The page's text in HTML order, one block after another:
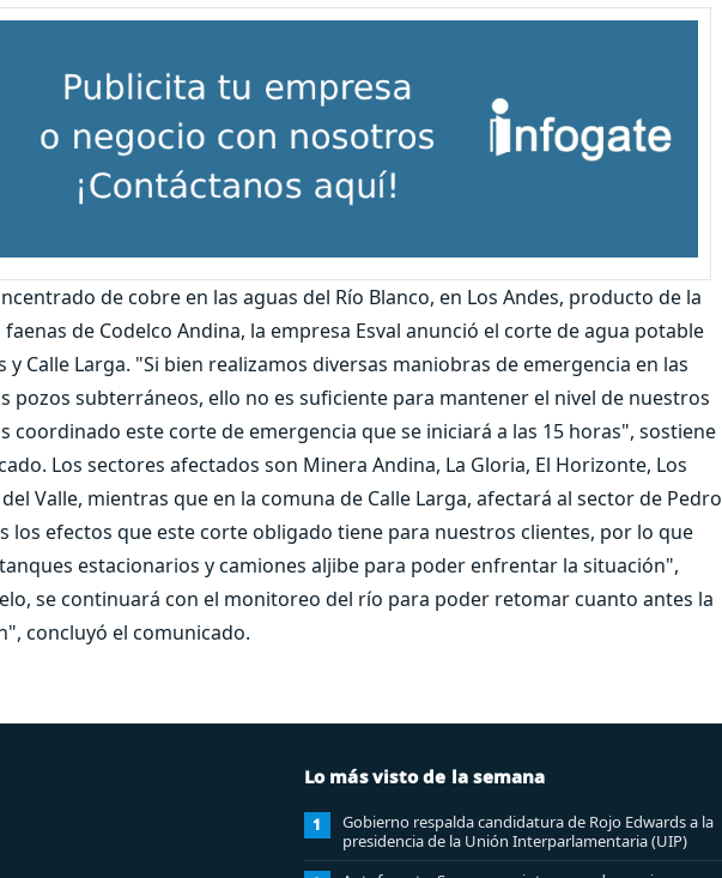
de cobre en las aguas del Río Blanco, en Los Andes, producto de la
de Codelco Andina, la empresa Esval anunció el corte de agua potable
y Calle Larga. "Si bien realizamos diversas maniobras de emergencia en las
pozos subterráneos, ello no es suficiente para mantener el nivel de nuestros
coordinado este corte de emergencia que se iniciará a las 15 horas", sostiene
Los sectores afectados son Minera Andina, La Gloria, El Horizonte, Los
Valle, mientras que en la comuna de Calle Larga, afectará al sector de Pedro
los efectos que este corte obligado tiene para nuestros clientes, por lo que
estacionarios y camiones aljibe para poder enfrentar la situación",
se continuará con el monitoreo del río para poder retomar cuanto antes la
concluyó el comunicado.
Lo más visto de la semana
1
Gobierno respalda candidatura de Rojo Edwards a la
presidencia de la Unión Interparlamentaria (UIP)